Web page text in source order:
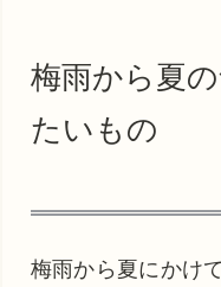
梅雨から夏
たいもの
梅雨から夏にかけ